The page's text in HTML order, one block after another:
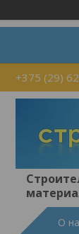
+375 (29)
О